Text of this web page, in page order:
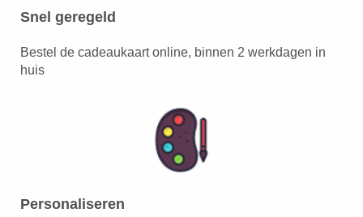
Snel geregeld
Bestel de cadeaukaart online, binnen 2 werkdagen in
huis
Personaliseren